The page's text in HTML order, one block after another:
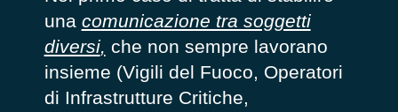
una comunicazione tra soggetti
diversi, che non sempre lavorano
insieme (Vigili del Fuoco, Operatori
di Infrastrutture Critiche,